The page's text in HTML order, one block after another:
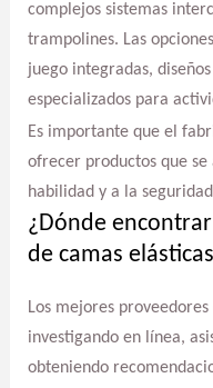
complejos sistemas
trampolines. Las
juego integradas,
especializados para
Es importante que el
ofrecer productos que
habilidad y a la
¿Dónde
de camas
Los mejores
investigando en línea,
obteniendo